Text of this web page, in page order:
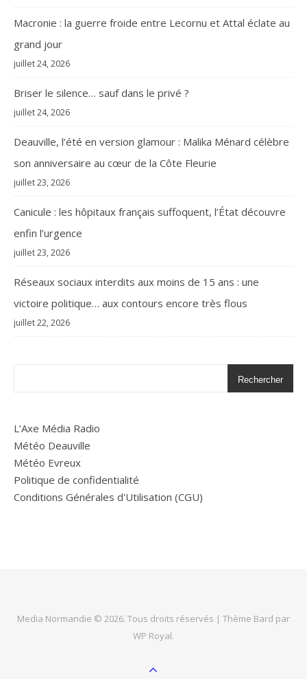
Macronie : la guerre froide entre Lecornu et Attal éclate au
grand jour
juillet 24, 2026
Briser le silence… sauf dans le privé ?
juillet 24, 2026
Deauville, l’été en version glamour : Malika Ménard célèbre
son anniversaire au cœur de la Côte Fleurie
juillet 23, 2026
Canicule : les hôpitaux français suffoquent, l’État découvre
enfin l’urgence
juillet 23, 2026
Réseaux sociaux interdits aux moins de 15 ans : une
victoire politique… aux contours encore très flous
juillet 22, 2026
Rechercher
L’Axe Média Radio
Météo Deauville
Météo Evreux
Politique de confidentialité
Conditions Générales d'Utilisation (CGU)
Media Normandie © 2026. Tous droits réservés | Thème Bard par
WP Royal.